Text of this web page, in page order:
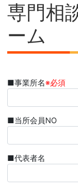
専門相
ーム
■事業所名※必須
■当所会員NO
■代表者名